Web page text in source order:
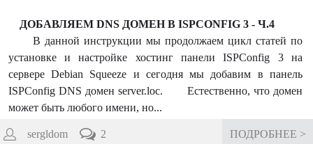
ДОБАВЛЯЕМ DNS ДОМЕН В ISPCONFIG 3 - Ч.4
В данной инструкции мы продолжаем цикл статей по
установке и настройке хостинг панели ISPConfig 3 на
сервере Debian Squeeze и сегодня мы добавим в панель
ISPConfig DNS домен server.loc. Естественно, что домен
может быть любого имени, но...
sergldom ПОДРОБНЕЕ >
2